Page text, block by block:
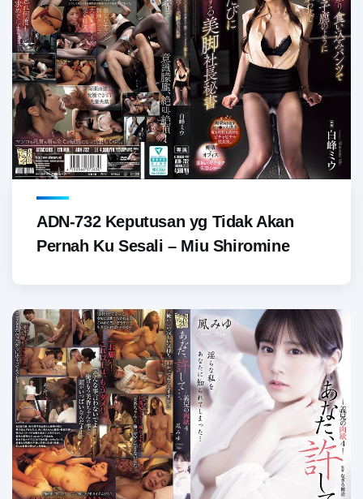
ADN-732 Keputusan yg Tidak Akan
Pernah Ku Sesali – Miu Shiromine